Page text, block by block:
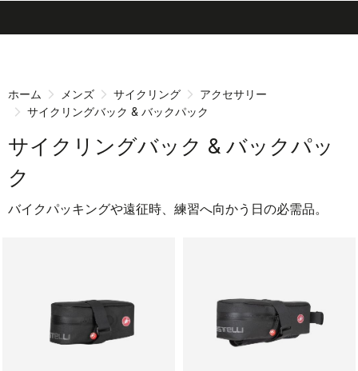
面
ー
ョ
画
へ
ホーム メンズ サイクリング
アクセサリー
サイクリングバック & バックパック
サイクリングバック & バックパッ
ク
バイクパッキングや遠征時、練習へ向かう日の必需品。